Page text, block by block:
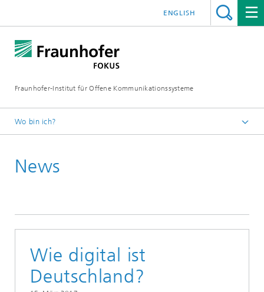
Fraunhofer-Institut für Offene Kommunikationssysteme
ENGLISH
Wo bin ich?
News
Wie digital ist
Deutschland?